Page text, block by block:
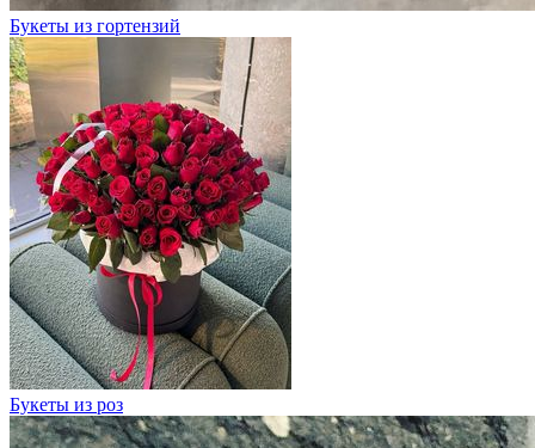
Букеты из гортензий
Букеты из роз